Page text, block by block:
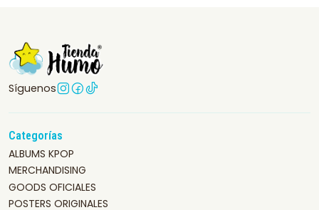
Síguenos
Categorías
ALBUMS KPOP
MERCHANDISING
GOODS OFICIALES
POSTERS ORIGINALES